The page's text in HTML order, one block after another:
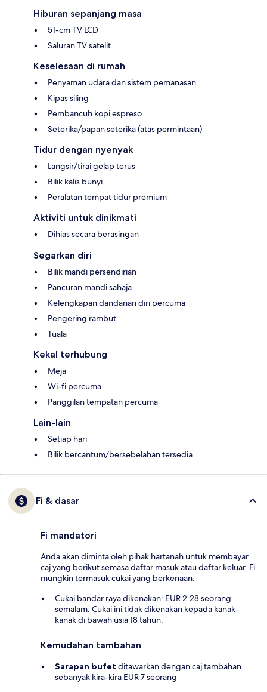
Hiburan sepanjang masa
51-cm TV LCD
Saluran TV satelit
Keselesaan di rumah
Penyaman udara dan sistem pemanasan
Kipas siling
Pembancuh kopi espreso
Seterika/papan seterika (atas permintaan)
Tidur dengan nyenyak
Langsir/tirai gelap terus
Bilik kalis bunyi
Peralatan tempat tidur premium
Aktiviti untuk dinikmati
Dihias secara berasingan
Segarkan diri
Bilik mandi persendirian
Pancuran mandi sahaja
Kelengkapan dandanan diri percuma
Pengering rambut
Tuala
Kekal terhubung
Meja
Wi-fi percuma
Panggilan tempatan percuma
Lain-lain
Setiap hari
Bilik bercantum/bersebelahan tersedia
Fi & dasar
Fi mandatori
Anda akan diminta oleh pihak hartanah untuk membayar
caj yang berikut semasa daftar masuk atau daftar keluar. Fi
mungkin termasuk cukai yang berkenaan:
Cukai bandar raya dikenakan: EUR 2.28 seorang
semalam. Cukai ini tidak dikenakan kepada kanak-
kanak di bawah usia 18 tahun.
Kemudahan tambahan
Sarapan bufet ditawarkan dengan caj tambahan
sebanyak kira-kira EUR 7 seorang